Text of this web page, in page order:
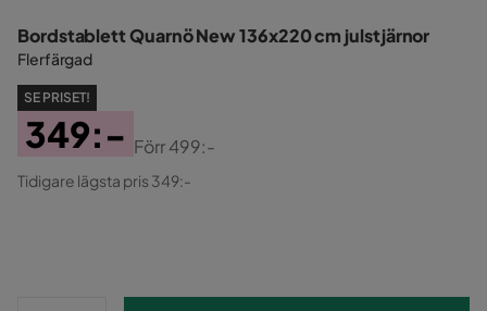
Bordstablett Quarnö New 136x220 cm julstjärnor
Flerfärgad
SE PRISET!
Pris
349:-
Original
Förr499:-
Tidigare lägsta pris 349:-